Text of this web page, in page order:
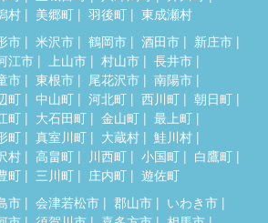
村
美郷町 羽後町 東成瀬村
市 米沢市 鶴岡市 酒田市
新庄市
江市
上山市 村山市
長井市
市
東根市 尾花沢市
南陽市
町
中山町 河北町 西川町
朝日町
町
大石田町 金山町
最上町
町
真室川町 大蔵村
鮭川村
村
高畠町 川西町 小国町
白鷹町
町
三川町 庄内町 遊佐町
市 会津若松市 郡山市
いわき市